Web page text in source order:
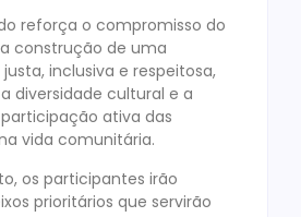
reforça o compromisso do
construção de uma
inclusiva e respeitosa,
diversidade cultural e a
ativa das
vida comunitária.
os participantes irão
prioritários que servirão